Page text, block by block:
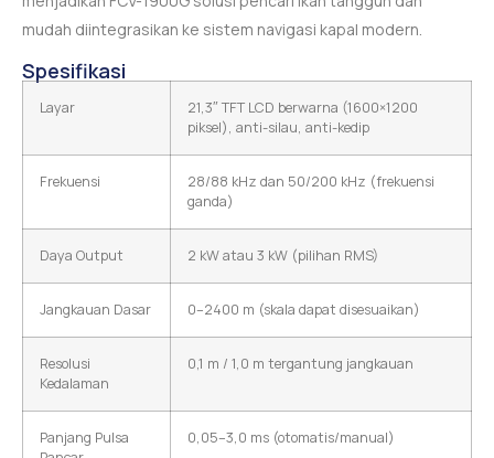
mudah diintegrasikan ke sistem navigasi kapal modern.
Spesifikasi
Layar
21,3″ TFT LCD berwarna (1600×1200
piksel), anti-silau, anti-kedip
Frekuensi
28/88 kHz dan 50/200 kHz (frekuensi
ganda)
Daya Output 2 kW atau 3 kW (pilihan RMS)
Jangkauan Dasar 0–2400 m (skala dapat disesuaikan)
Resolusi
Kedalaman
0,1 m / 1,0 m tergantung jangkauan
Panjang Pulsa
0,05–3,0 ms (otomatis/manual)